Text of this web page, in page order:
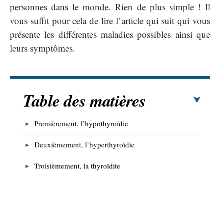
personnes dans le monde. Rien de plus simple ! Il
vous suffit pour cela de lire l’article qui suit qui vous
présente les différentes maladies possibles ainsi que
leurs symptômes.
Table des matières
Premièrement, l’hypothyroïdie
Deuxièmement, l’hyperthyroïdie
Troisièmement, la thyroïdite